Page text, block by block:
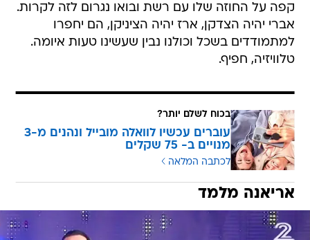
קפה על החוזה שלו עם רשת ובואו נגרום לזה לקרות.
אברי יהיה הצדקן, ארז יהיה הציניקן, הם יחפרו
למתמודדים בשכל וכולנו נבין שעשינו טעות איומה.
טלוויזיה, חפיף.
בכוח לשלם יותר?
עוברים עכשיו לוואלה מובייל ונהנים מ-3
מנויים ב- 75 שקלים
לכתבה המלאה
אריאנה מלמד